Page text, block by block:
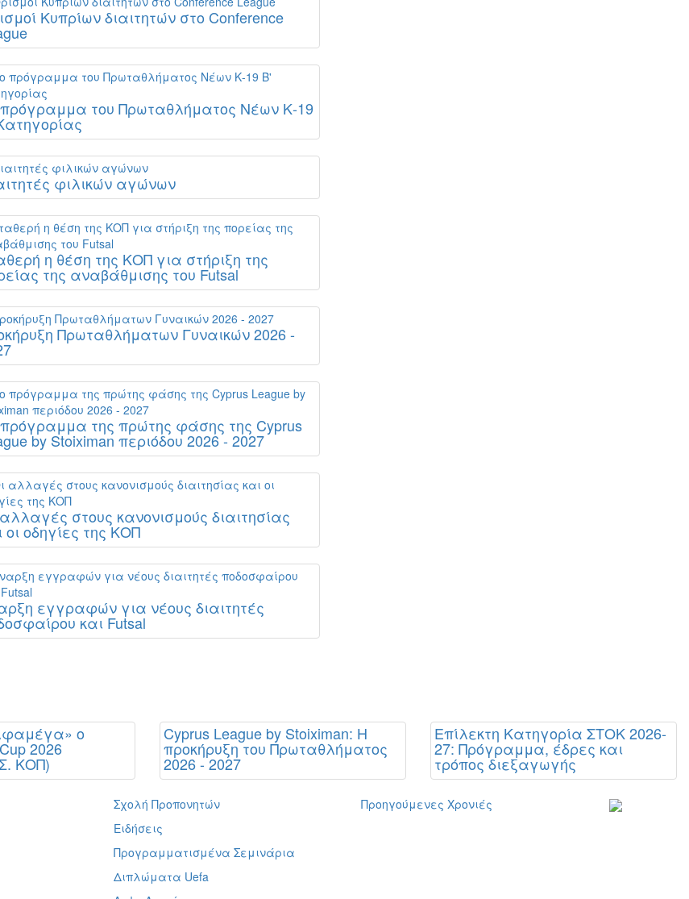
Κυπρίων διαιτητών στο Conference
του Πρωταθλήματος Νέων Κ-19
φιλικών αγώνων
η θέση της ΚΟΠ για στήριξη της
της αναβάθμισης του Futsal
Πρωταθλήματων Γυναικών 2026 -
της πρώτης φάσης της Cyprus
by Stoiximan περιόδου 2026 - 2027
στους κανονισμούς διαιτησίας
οι οδηγίες της ΚΟΠ
εγγραφών για νέους διαιτητές
και Futsal
ο
2026
ΚΟΠ)
Cyprus League by Stoiximan: Η
προκήρυξη του Πρωταθλήματος
2026 - 2027
Επίλεκτη Κατηγορία ΣΤΟΚ 2026-
27: Πρόγραμμα, έδρες και
τρόπος διεξαγωγής
Σχολή Προπονητών
Ειδήσεις
Προγραμματισμένα Σεμινάρια
Διπλώματα Uefa
Προηγούμενες Χρονιές